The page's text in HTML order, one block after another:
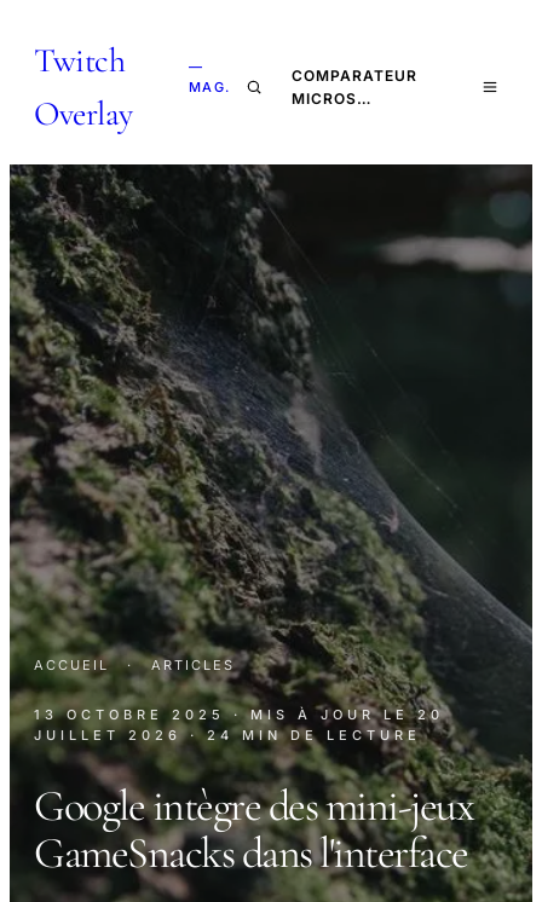
Twitch
Overlay
—
MAG.
COMPARATEUR
MICROS…
ACCUEIL · ARTICLES
13 OCTOBRE 2025 · MIS À JOUR LE20
JUILLET 2026
· 24 MIN DE LECTURE
Google intègre des mini-jeux
GameSnacks dans l'interface